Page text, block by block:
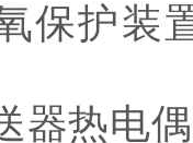
保护装
热电偶